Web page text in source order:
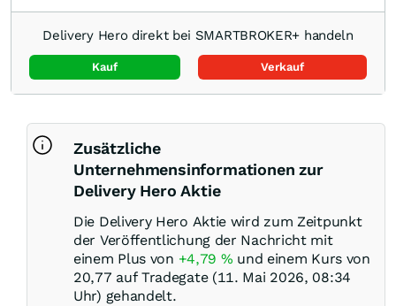
Delivery Hero direkt bei SMARTBROKER+ handeln
Kauf Verkauf
Zusätzliche
Unternehmensinformationen zur
Delivery Hero Aktie
Die Delivery Hero Aktie wird zum Zeitpunkt
der Veröffentlichung der Nachricht mit
einem Plus von +4,79 % und einem Kurs von
20,77 auf Tradegate (11. Mai 2026, 08:34
Uhr) gehandelt.